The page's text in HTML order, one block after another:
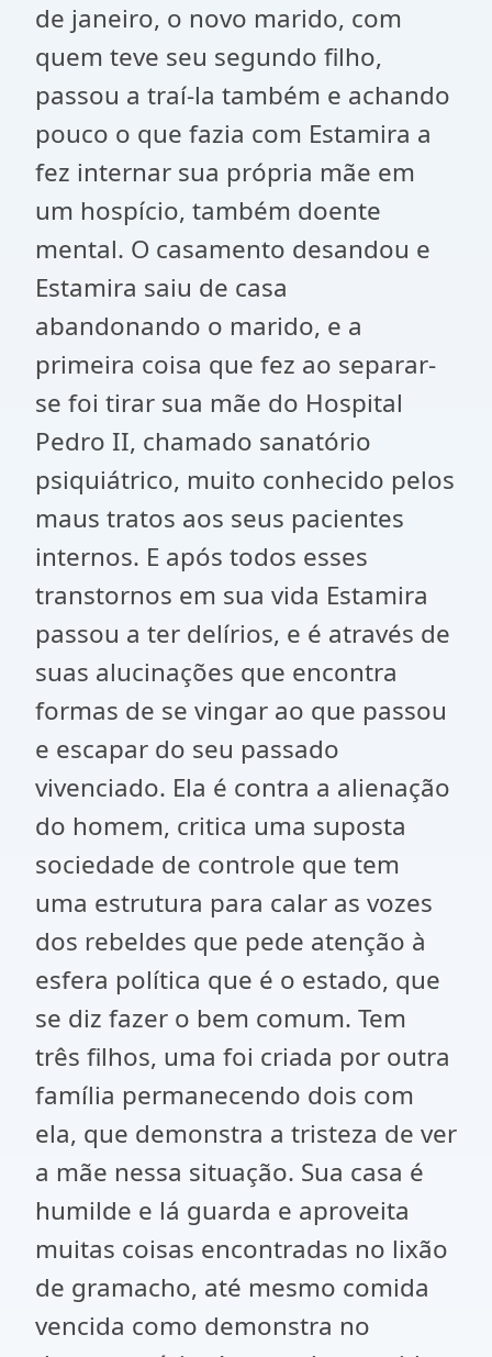
de janeiro, o novo marido, com
quem teve seu segundo filho,
passou a traí-la também e achando
pouco o que fazia com Estamira a
fez internar sua própria mãe em
um hospício, também doente
mental. O casamento desandou e
Estamira saiu de casa
abandonando o marido, e a
primeira coisa que fez ao separar-
se foi tirar sua mãe do Hospital
Pedro II, chamado sanatório
psiquiátrico, muito conhecido pelos
maus tratos aos seus pacientes
internos. E após todos esses
transtornos em sua vida Estamira
passou a ter delírios, e é através de
suas alucinações que encontra
formas de se vingar ao que passou
e escapar do seu passado
vivenciado. Ela é contra a alienação
do homem, critica uma suposta
sociedade de controle que tem
uma estrutura para calar as vozes
dos rebeldes que pede atenção à
esfera política que é o estado, que
se diz fazer o bem comum. Tem
três filhos, uma foi criada por outra
família permanecendo dois com
ela, que demonstra a tristeza de ver
a mãe nessa situação. Sua casa é
humilde e lá guarda e aproveita
muitas coisas encontradas no lixão
de gramacho, até mesmo comida
vencida como demonstra no